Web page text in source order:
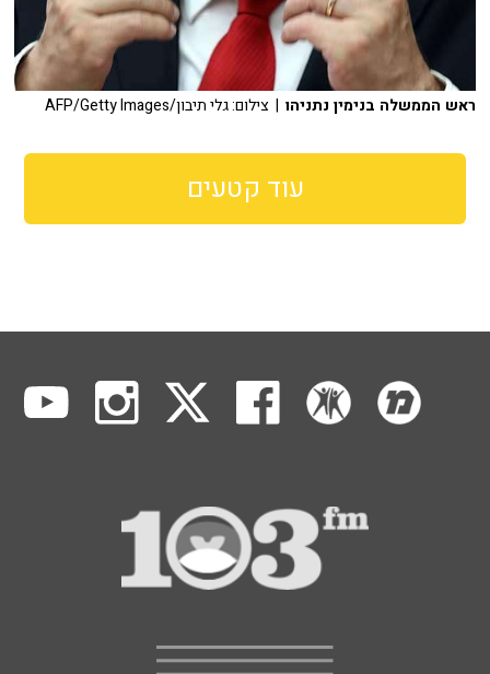
ראש הממשלה בנימין נתניהו | צילום: גלי תיבון/AFP/Getty Images
עוד קטעים